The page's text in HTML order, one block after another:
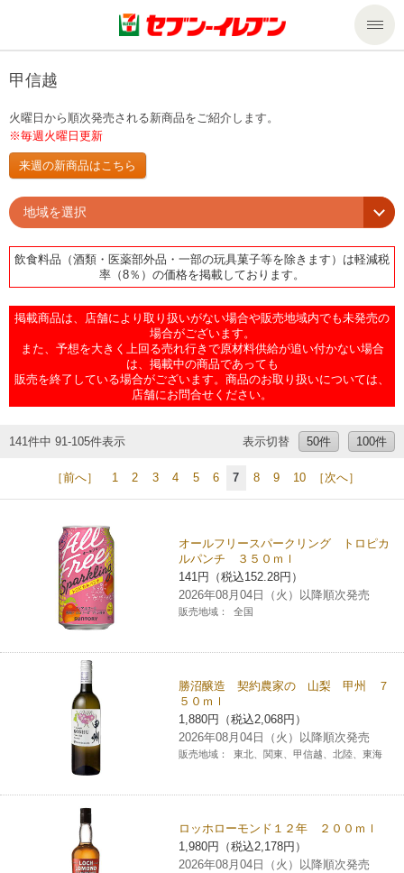
商品のご案内
商品のご案内トップ
今週の新商品
来週の新商品
商品カテゴリ一覧
セブンプレミアム
食の安全・安心への取組み
プリペイドカード・金券
ニンテンドー・ダウンロードカード
セール・キャンペーン
サービス
サービストップ
マルチコピー機でできること
マルチコピー機でできることトップ
プリント
スキャン
ファクス
チケット
プリペイドサービス
スポーツ振興くじ
便利なサービス
切手・はがき・印紙
セブン銀行ATM
ご利用可能なお支払い方法
各種料金のお支払い
スマホプリペイド
レジでApple Accountにチャージ
コインランドリー（店舗限定）
セブンチケット
チケットぴあ
イープラス
CNプレイガイド
セブン‐イレブンでお受取り
タワーレコード
セブンネットショッピング
停電時のサービス停止のお知らせ
企業情報
企業情報トップ
ごあいさつ
会社概要
貸借対照表・損益計算書
国内店舗数
売上高、店舗数推移
セブン‐イレブンの海外事業
セブン‐イレブンの「商品力」
私たちの取組み
サステナビリティトップ
セブン＆アイ・ホールディングスの重点課題
サステナビリティ活動基本方針
サステナビリティ推進体制
GREEN CHALLENGE 2050
サステナビリティニュース
サステナビリティレポート
アルバイト情報 採用情報
店舗検索
ネットショッピング
お問い合わせ
Language
English (Services)
中文[繁體字](服務)
简体中文(服务)
한국어(서비스)
ภาษาไทย(บริการ)
甲信越
火曜日から順次発売される新商品をご紹介します。
※毎週火曜日更新
来週の新商品はこちら
地域を選択
飲食料品（酒類・医薬部外品・一部の玩具菓子等を除きます）は軽減税
率（8％）の価格を掲載しております。
掲載商品は、店舗により取り扱いがない場合や販売地域内でも未発売の
場合がございます。
また、予想を大きく上回る売れ行きで原材料供給が追い付かない場合
は、掲載中の商品であっても
販売を終了している場合がございます。商品のお取り扱いについては、
店舗にお問合せください。
141件中 91-105件表示 表示切替 50件 100件
［前へ］ 1 2 3 4 5 6 7 8 9 10 ［次へ］
オールフリースパークリング トロピカ
ルパンチ ３５０ｍｌ
141円（税込152.28円）
2026年08月04日（火）以降順次発売
販売地域： 全国
勝沼醸造 契約農家の 山梨 甲州 ７
５０ｍｌ
1,880円（税込2,068円）
2026年08月04日（火）以降順次発売
販売地域： 東北、関東、甲信越、北陸、東海
ロッホローモンド１２年 ２００ｍｌ
1,980円（税込2,178円）
2026年08月04日（火）以降順次発売